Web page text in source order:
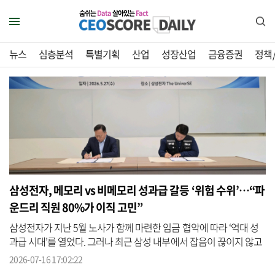
숨쉬는Data살아있는Fact
뉴스 심층분석 특별기획 산업 성장산업 금융증권 정
삼성전자, 메모리 vs 비메모리 성과급 갈등 ‘위험 수위’…“파
운드리 직원 80%가 이직 고민”
삼성전자가 지난 5월 노사가 함께 마련한 임금 협약에 따라 ‘억대 성
과급 시대’를 열었다. 그러나 최근 삼성 내부에서 잡음이 끊이지 않고
있다. 성과급 제도 개편 과정에서 비반도체 직원들의 입장이 반영되
2026-07-16 17:02:22